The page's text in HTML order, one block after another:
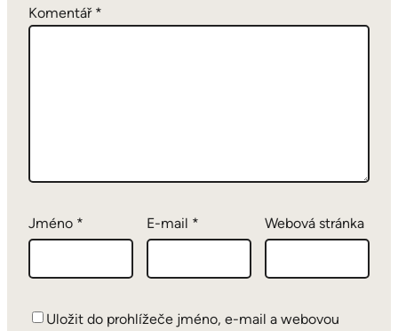
Komentář *
Jméno * E-mail * Webová stránka
Uložit do prohlížeče jméno, e-mail a webovou